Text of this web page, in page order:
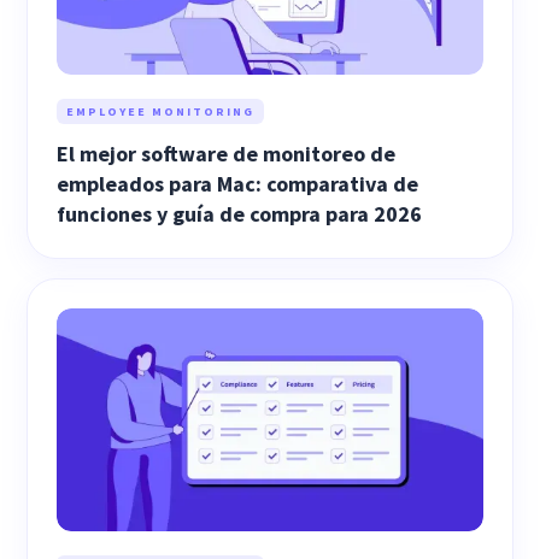
EMPLOYEE MONITORING
El mejor software de monitoreo de
empleados para Mac: comparativa de
funciones y guía de compra para 2026